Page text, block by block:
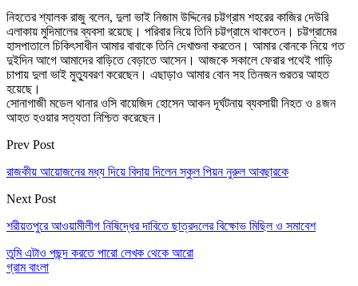
নিহতের শ্যালক রাজু বলেন, দুলা ভাই নিজাম উদ্দিনের চট্টগ্রাম শহরের কাজির দেউরি
এলাকায় মুদিমালের ব্যবসা রয়েছে। পরিবার নিয়ে তিনি চট্টগ্রামে থাকতেন। চট্টগ্রামের
হাসপাতালে চিকিৎসাধীন আমার বাবাকে তিনি দেখাশুনা করতেন। আমার বোনকে নিয়ে গত
দুইদিন আগে আমাদের বাড়িতে বেড়াতে আসেন। আজকে সকালে ফেরার পথেই গাড়ি
চাপায় দুলা ভাই মুত্যুবরণ করেছেন। এছাড়াও আমার বোন সহ তিনজন গুরতর আহত
হয়েছে।
সোনাগাজী মডেল থানার ওসি বায়েজিদ হোসেন আকন দূর্ঘটনায় ব্যবসায়ী নিহত ও ৪জন
আহত হওয়ার সত্যতা নিশ্চিত করেছেন।
Prev Post
রাজকীয় আয়োজনের মধ্য দিয়ে বিদায় দিলেন স্কুল পিয়ন নুরুল আবছারকে
Next Post
শরীয়তপুরে আওয়ামীলীগ নিষিদ্ধের দাবিতে ছাত্রদলের বিক্ষোভ মিছিল ও সমাবেশ
তুমি এটাও পছন্দ করতে পারো লেখক থেকে আরো
গ্রাম বাংলা